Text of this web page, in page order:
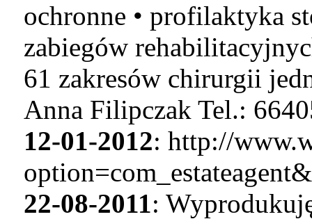
ochronne • profilaktyka
zabiegów
61 zakresów chirurgii
Anna Filipczak Tel.:
12-01-2012: http://
22-08-2011: